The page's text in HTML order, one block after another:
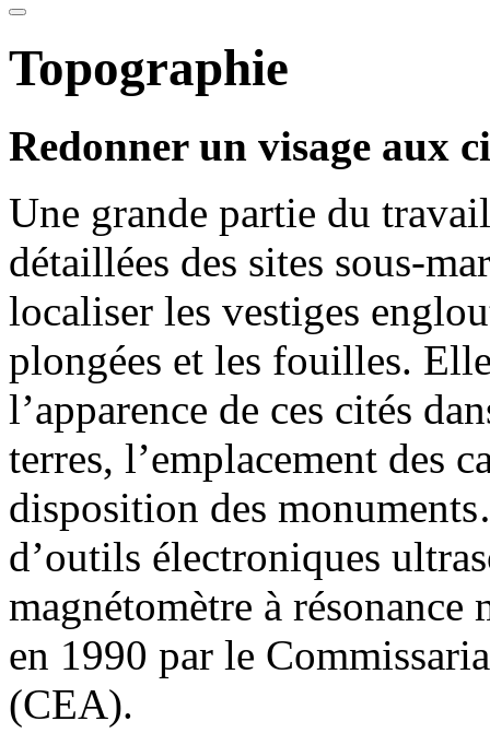
Topographie
Redonner un visage aux
Une grande partie du
détaillées des sites sous-
localiser les vestiges
plongées et les fouilles.
l’apparence de ces cités
terres, l’emplacement des
disposition des
d’outils électroniques
magnétomètre à
en 1990 par le
(CEA).